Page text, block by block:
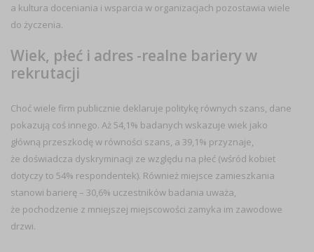
a kultura doceniania i wsparcia w organizacjach pozostawia wiele
do życzenia.
Wiek, płeć i adres -realne bariery w
rekrutacji
Choć wiele firm publicznie deklaruje politykę równych szans, dane
pokazują coś innego. Aż 54,1% badanych wskazuje wiek jako
główną przeszkodę w równości szans, a 39,1% przyznaje,
że doświadcza dyskryminacji ze względu na płeć (wśród kobiet
dotyczy to 54% respondentek). Również miejsce zamieszkania
stanowi barierę – 30,6% uczestników badania uważa,
że pochodzenie z mniejszej miejscowości zamyka im zawodowe
drzwi.